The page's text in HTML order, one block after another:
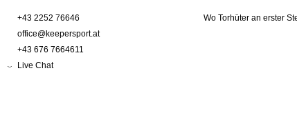
+43 2252 76646
office@keepersport.at
+43 676 7664611
Live Chat
Wo Torhüter an erster